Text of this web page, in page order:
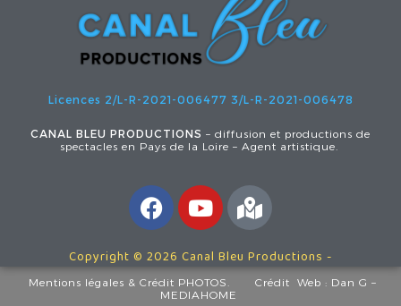
Licences 2/L-R-2021-006477 3/L-R-2021-006478
CANAL BLEU PRODUCTIONS – diffusion et productions de
spectacles en Pays de la Loire – Agent artistique.
Copyright © 2026 Canal Bleu Productions -
Mentions légales & Crédit PHOTOS. Crédit Web : Dan G –
MEDIAHOME